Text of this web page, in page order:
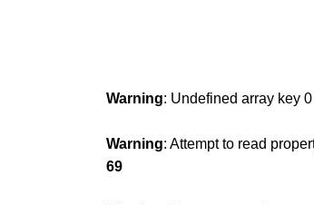
Warning: Undefined array key
Warning: Attempt to read
69